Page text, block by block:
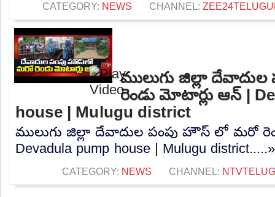
CATEGORY: NEWS CHANNEL:
ములుగు జిల్లా
రెండు మోటార్లు ఆన్ |
house | Mulugu district
ములుగు జిల్లా దేవాదుల పంపు హౌస్ లో మరో
Devadula pump house | Mulugu
CATEGORY: NEWS CHANNEL: